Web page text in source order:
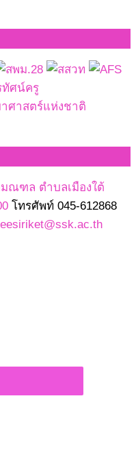
ณฑล ตำบลเมืองใต้
โทรศัพท์ 045-612868